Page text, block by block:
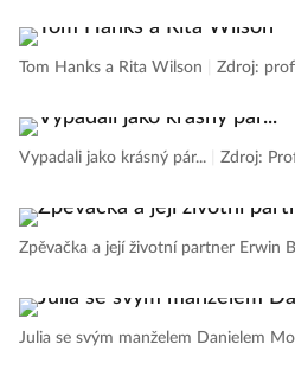
Tom Hanks a Rita Wilson Zdroj:
Vypadali jako krásný pár... Zdroj:
Zpěvačka a její životní partner Erwin
Julia se svým manželem Danielem